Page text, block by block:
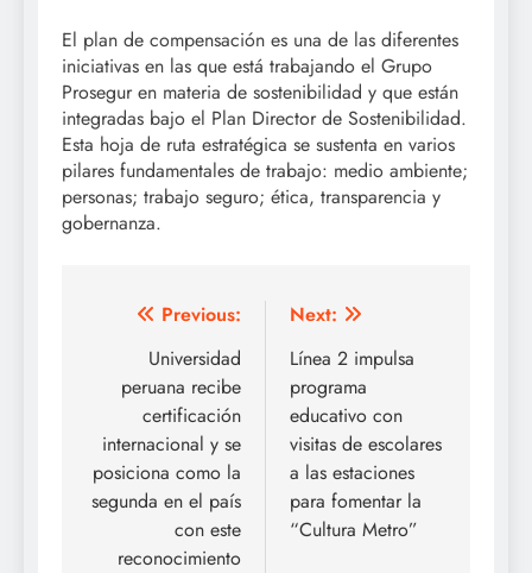
El plan de compensación es una de las diferentes
iniciativas en las que está trabajando el Grupo
Prosegur en materia de sostenibilidad y que están
integradas bajo el Plan Director de Sostenibilidad.
Esta hoja de ruta estratégica se sustenta en varios
pilares fundamentales de trabajo: medio ambiente;
personas; trabajo seguro; ética, transparencia y
gobernanza.
Post
navigation
Previous:
Universidad
peruana recibe
certificación
internacional y se
posiciona como la
segunda en el país
con este
reconocimiento
Next:
Línea 2 impulsa
programa
educativo con
visitas de escolares
a las estaciones
para fomentar la
“Cultura Metro”